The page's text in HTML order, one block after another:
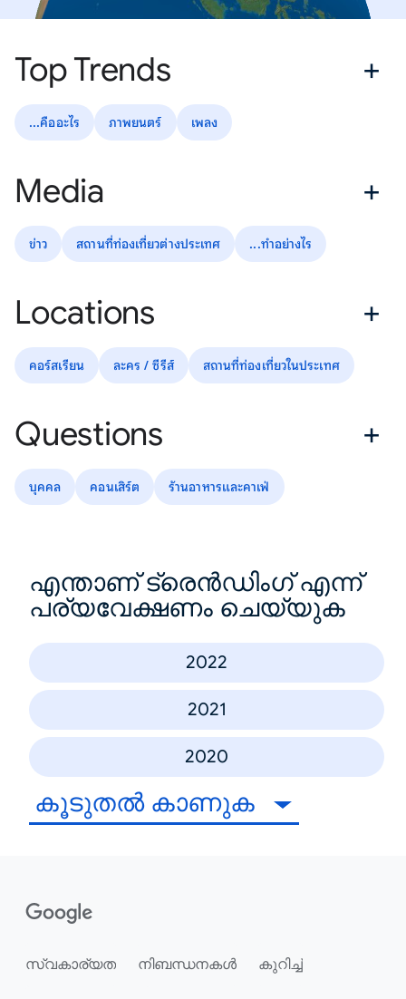
Top Trends
...คืออะไร ภาพยนตร์ เพลง
Media
ข่าว สถานที่ท่องเที่ยวต่างประเทศ ...ทำอย่างไร
Locations
คอร์สเรียน ละคร / ซีรีส์ สถานที่ท่องเที่ยวในประเทศ
Questions
บุคคล คอนเสิร์ต ร้านอาหารและคาเฟ่
എന്താണ് ട്രെൻഡിംഗ് എന്ന്
പര്യവേക്ഷണം ചെയ്യുക
2022
2021
2020
കൂടുതൽ കാണുക
സ്വകാര്യത നിബന്ധനകൾ കുറിച്ച്